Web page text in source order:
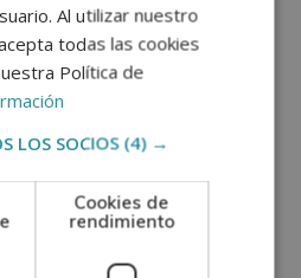
a las partes del germen que
y no al germen en sí.
como su proteína. Su
es muy fuerte y se dirige a
Al utilizar nuestro
todas las cookies
Política de
LOS SOCIOS (4) →
Cookies de
rendimiento